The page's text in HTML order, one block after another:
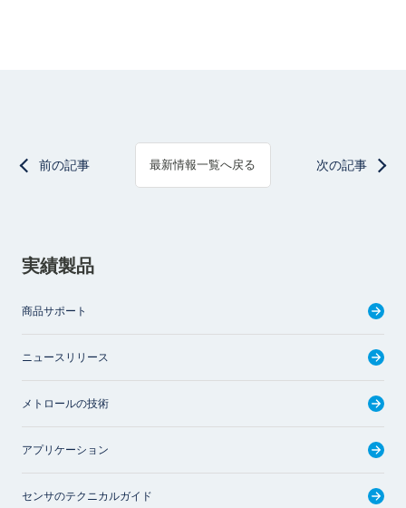
前の記事 最新情報一覧へ戻る 次の記事
実績製品
商品サポート
ニュースリリース
メトロールの技術
アプリケーション
センサのテクニカルガイド